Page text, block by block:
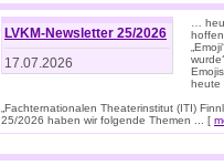
LVKM-Newsletter 25/2026
17.07.2026
…
heute
„Fachternationalen Theaterinstitut (ITI)
25/2026 haben wir folgende Themen ... [